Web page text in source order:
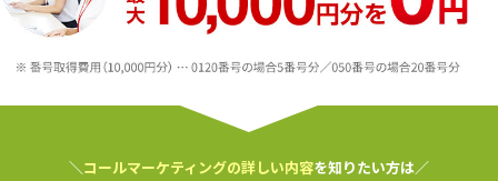
＼コールマーケティングの詳しい内容を知りたい方は／